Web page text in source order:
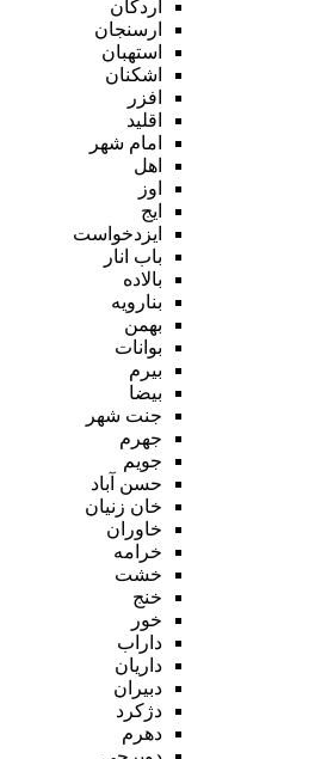
اردکان
ارسنجان
استهبان
اشکنان
افزر
اقلید
امام شهر
اهل
اوز
ایج
ایزدخواست
باب انار
بالاده
بنارویه
بهمن
بوانات
بیرم
بیضا
جنت شهر
جهرم
جویم
حسن آباد
خان زنیان
خاوران
خرامه
خشت
خنج
خور
داراب
داریان
دبیران
دژکرد
دهرم